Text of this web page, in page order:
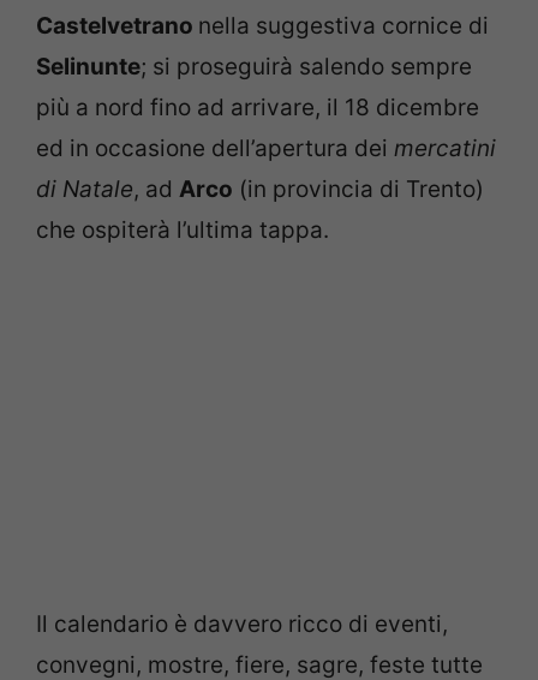
Castelvetrano nella suggestiva cornice di
Selinunte; si proseguirà salendo sempre
più a nord fino ad arrivare, il 18 dicembre
ed in occasione dell’apertura dei mercatini
di Natale, ad Arco (in provincia di Trento)
che ospiterà l’ultima tappa.
Il calendario è davvero ricco di eventi,
convegni, mostre, fiere, sagre, feste tutte